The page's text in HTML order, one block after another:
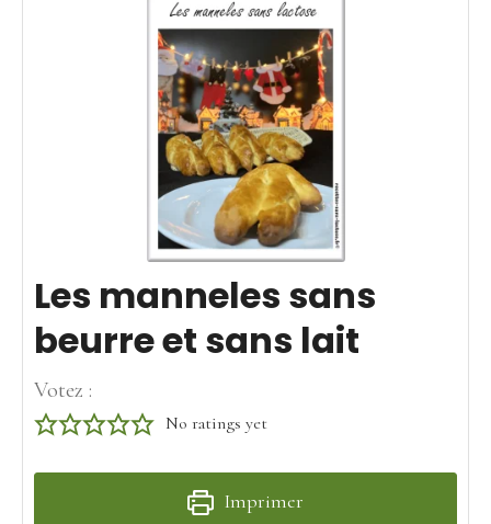
Les manneles sans
beurre et sans lait
Votez :
No ratings yet
Imprimer